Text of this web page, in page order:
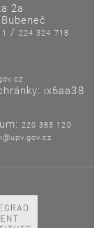
2a
/224 324 718
ix6aa38
220 383 120